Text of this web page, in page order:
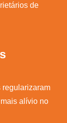
de
regularizaram
alívio no